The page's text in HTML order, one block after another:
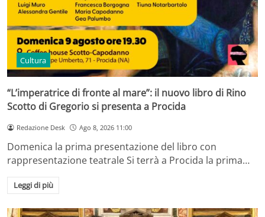
Cultura
“L’imperatrice di fronte al mare”: il nuovo libro di Rino
Scotto di Gregorio si presenta a Procida
Redazione Desk Ago 8, 2026 11:00
Domenica la prima presentazione del libro con
rappresentazione teatrale Si terrà a Procida la prima…
Leggi di più